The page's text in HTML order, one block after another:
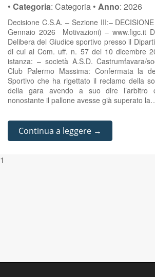
• Categoria: Categoria • Anno: 2026
Decisione C.S.A. – Sezione III:–
Gennaio 2026 Motivazioni) – www.figc.it
Delibera del Giudice sportivo presso il
di cui al Com. uff. n. 57 del 10 dicembre
istanza: – società A.S.D. Castrumfavara/
Club Palermo Massima: Confermata la
Sportivo che ha rigettato il reclamo della
della gara avendo a suo dire l’arbitro
nonostante il pallone avesse già superato
Continua a leggere →
1